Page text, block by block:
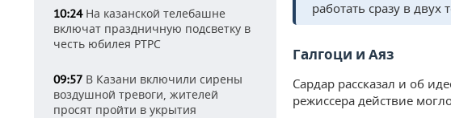
10:24На казанской телебашне
включат праздничную подсветку в
честь юбилея РТРС
09:57 В Казани включили сирены
воздушной тревоги, жителей
просят пройти в укрытия
работать сразу в двух
Галгоци и Аяз
Сардар рассказал и об
режиссера действие